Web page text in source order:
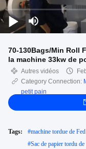
70-130Bags/Min Roll
la machine 33kw de
Autres vidéos
Category Connection:
petit pain
Tags: #machine tordue de
#Sac de papier tordu